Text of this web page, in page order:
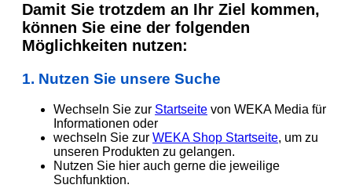
Damit Sie trotzdem an Ihr Ziel kommen,
können Sie eine der folgenden
Möglichkeiten nutzen:
1. Nutzen Sie unsere Suche
Wechseln Sie zur Startseite von WEKA Media für
Informationen oder
wechseln Sie zur WEKA Shop Startseite, um zu
unseren Produkten zu gelangen.
Nutzen Sie hier auch gerne die jeweilige
Suchfunktion.